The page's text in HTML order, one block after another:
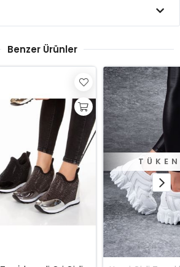
Benzer Ürünler
TÜKENDI